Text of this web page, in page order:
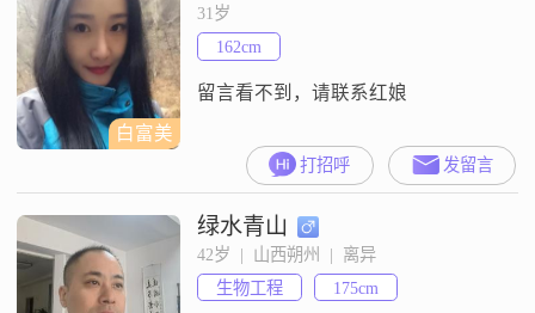
白富美
31岁
162cm
留言看不到，请联系红娘
打招呼 发留言
绿水青山
42岁  |  山西朔州  |  离异
生物工程
175cm